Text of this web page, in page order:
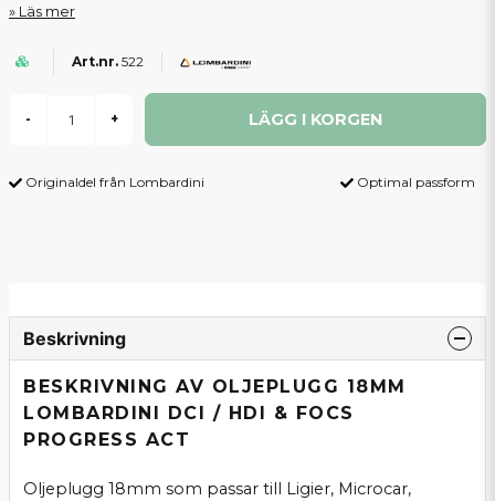
Läs mer
522
- + LÄGG I KORGEN
Originaldel från Lombardini Optimal passform
Beskrivning
BESKRIVNING AV OLJEPLUGG 18MM
LOMBARDINI DCI / HDI & FOCS
PROGRESS ACT
Oljeplugg 18mm som passar till Ligier, Microcar,